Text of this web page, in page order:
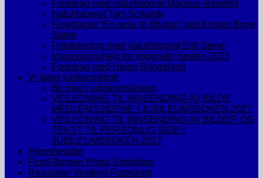
Foredrag med naturfotograf Magnus Reneflot
Naturfotograf Tom Schandy
Foredraget “En reise til Bhutan” ved Kirsten Boye
Sætre
Fotoforedrag med naturfotograf Eilif Stene
Inspirasjonshelg for fotografer høsten 2023
Foredrag med Helge Bringeland
Vi lager jubileumsbok
Bli med i jubileumsboken
VEILEDNING TIL INNSENDING AV BILDE
MEDLEMSSIDENE I JUBILEUMSBOKEN 2027
VEILEDNING TIL INNSENDING AV BILDER OG
TEKST TIL PERSONLIG SIDE I
JUBILEUMSBOKEN 2027
Hjemmesider
Fjord-Bergen Photo Exhibition
Resultater Vestkyst Fotokamp